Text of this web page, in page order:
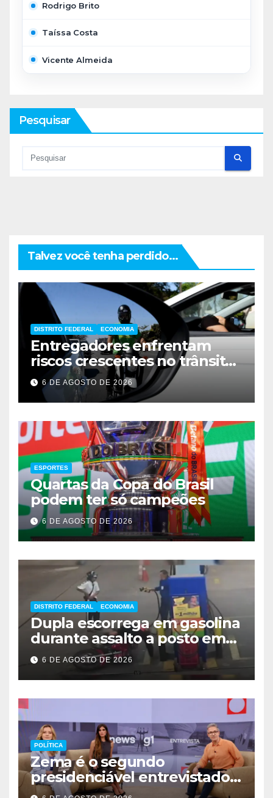
Rodrigo Brito
Taíssa Costa
Vicente Almeida
Pesquisar
Talvez você tenha perdido...
DISTRITO FEDERAL ECONOMIA
Entregadores enfrentam
riscos crescentes no trânsito
de Brasília
6 DE AGOSTO DE 2026
ESPORTES
Quartas da Copa do Brasil
podem ter só campeões
6 DE AGOSTO DE 2026
DISTRITO FEDERAL ECONOMIA
Dupla escorrega em gasolina
durante assalto a posto em
Ceilândia
6 DE AGOSTO DE 2026
POLÍTICA
Zema é o segundo
presidenciável entrevistado
pelo g1 e GloboNews